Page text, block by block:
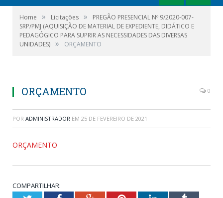
Home » Licitações »
PREGÃO PRESENCIAL Nº 9/2020-007-
SRP/PMJ (AQUISIÇÃO DE MATERIAL DE EXPEDIENTE, DIDÁTICO E
PEDAGÓGICO PARA SUPRIR AS NECESSIDADES DAS DIVERSAS
UNIDADES) » ORÇAMENTO
ORÇAMENTO 0
POR ADMINISTRADOR EM 25 DE FEVEREIRO DE 2021
ORÇAMENTO
COMPARTILHAR: